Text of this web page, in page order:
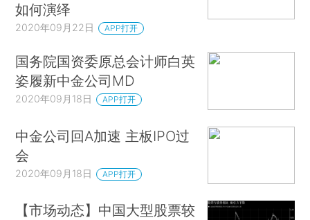
如何演绎
2020年09月22日 APP打开
国务院国资委原总会计师白英
姿履新中金公司MD
2020年09月18日 APP打开
中金公司回A加速 主板IPO过
会
2020年09月18日 APP打开
【市场动态】中国大型股票较